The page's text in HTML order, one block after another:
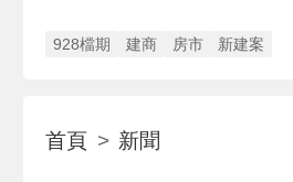
928檔期 建商 房市 新建案
首頁 新聞